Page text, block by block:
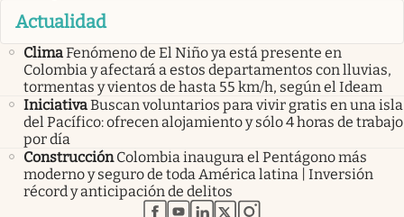
Actualidad
ClimaFenómeno de El Niño ya está presente en
Colombia y afectará a estos departamentos con lluvias,
tormentas y vientos de hasta 55 km/h, según el Ideam
IniciativaBuscan voluntarios para vivir gratis en una isla
del Pacífico: ofrecen alojamiento y sólo 4 horas de trabajo
por día
Construcción Colombia inaugura el Pentágono más
moderno y seguro de toda América latina | Inversión
récord y anticipación de delitos
abre en nueva pestaña
abre en nueva pestaña
abre en nueva pestaña
abre en nueva pestaña
abre en nueva pestaña